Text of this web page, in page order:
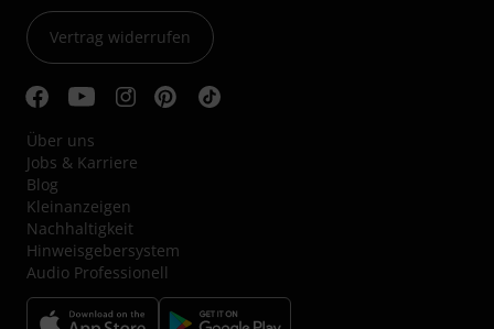
Vertrag widerrufen
Über uns
Jobs & Karriere
Blog
Kleinanzeigen
Nachhaltigkeit
Hinweisgebersystem
Audio Professionell